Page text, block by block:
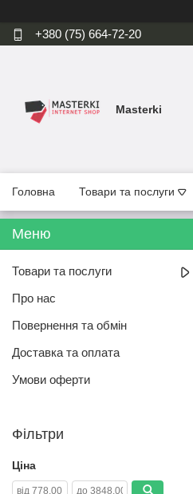
+380 (75) 664-72-20
Masterki
Головна Товари та послуги
Товари та послуги
Про нас
Повернення та обмін
Доставка та оплата
Умови оферти
Фільтри
Ціна